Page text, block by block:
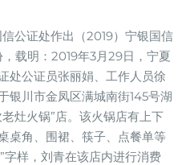
公证处作出（2019）宁银国信
载明：2019年3月29日，宁夏
处公证员张丽娟、工作人员徐
银川市金凤区满城南街145号湖
灶火锅”店。该火锅店有上下
桌角、围裙、筷子、点餐单等
字样，刘青在该店内进行消费